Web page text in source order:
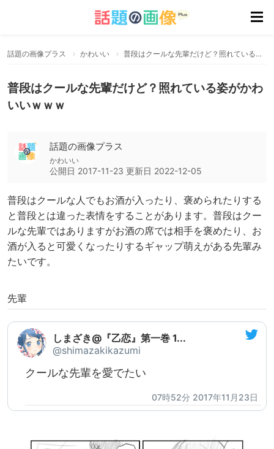
話題の画像プラス かわいい 普段はクールな先輩だけど？照れている姿がかわいいｗｗｗ
普段はクールな先輩だけど？照れている姿がかわ
いいｗｗｗ
話題の画像プラス
かわいい
公開日 2017-11-23 更新日 2022-12-05
普段はクールな人でもお酒が入ったり、褒められたりする
と普段とは違った表情をすることがあります。普段はクー
ルな先輩ではありますがお酒の席では相手を褒めたり、お
酒が入ると可愛くなったりするギャップ萌えがある先輩み
たいです。
先輩
しまざき@『乙恋』第一巻 1...
@shimazakikazumi
クールな先輩を愛でたい
07時52分 2017年11月23日